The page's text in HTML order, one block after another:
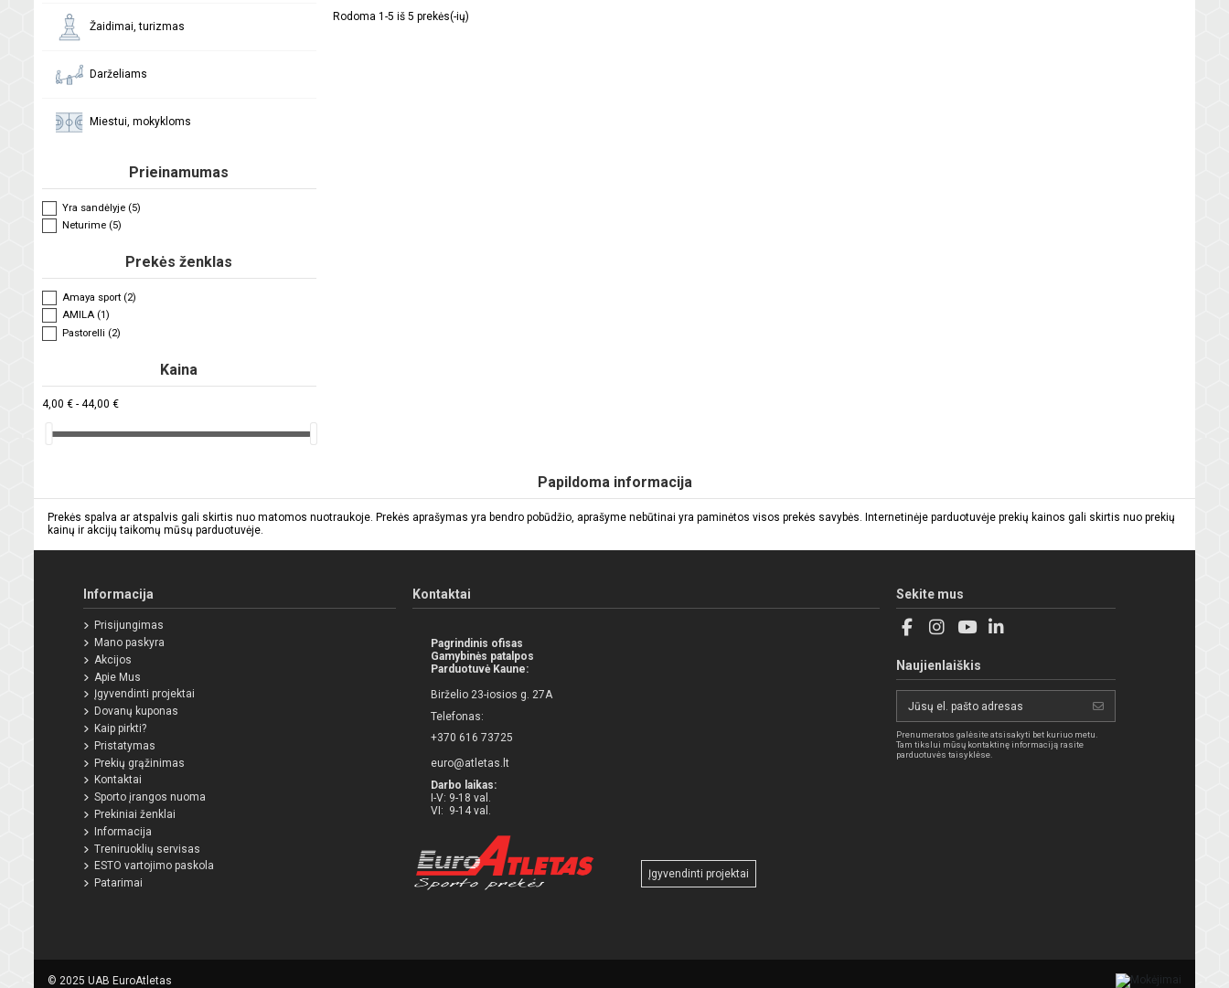
Rodoma 1-5 iš 5 prekės(-ių)
Žaidimai, turizmas
Darželiams
Miestui, mokykloms
Prieinamumas
Yra sandėlyje (5)
Neturime (5)
Prekės ženklas
Amaya sport (2)
AMILA (1)
Pastorelli (2)
Kaina
4,00 € - 44,00 €
Papildoma informacija
Prekės spalva ar atspalvis gali skirtis nuo matomos nuotraukoje. Prekės aprašymas yra bendro pobūdžio, aprašyme nebūtinai yra paminėtos visos prekės savybės. Internetinėje parduotuvėje prekių kainos gali skirtis nuo prekių
kainų ir akcijų taikomų mūsų parduotuvėje.
Informacija
Prisijungimas
Mano paskyra
Akcijos
Apie Mus
Įgyvendinti projektai
Dovanų kuponas
Kaip pirkti?
Pristatymas
Prekių grąžinimas
Kontaktai
Sporto įrangos nuoma
Prekiniai ženklai
Informacija
Treniruoklių servisas
ESTO vartojimo paskola
Patarimai
Kontaktai
Pagrindinis ofisas
Gamybinės patalpos
Parduotuvė Kaune:
Birželio 23-iosios g. 27A
Telefonas:
+370 616 73725
euro@atletas.lt
Darbo laikas:
I-V: 9-18 val.
VI: 9-14 val.
Įgyvendinti projektai
Sekite mus
Naujienlaiškis
Prenumeratos galėsite atsisakyti bet kuriuo metu.
Tam tikslui mūsų kontaktinę informaciją rasite
parduotuvės taisyklėse.
© 2025 UAB EuroAtletas